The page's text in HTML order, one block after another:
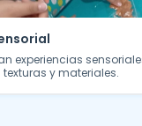
experiencias
y materiales.